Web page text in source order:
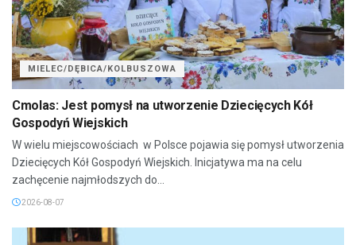
MIELEC/DĘBICA/KOLBUSZOWA
Cmolas: Jest pomysł na utworzenie Dziecięcych Kół
Gospodyń Wiejskich
W wielu miejscowościach w Polsce pojawia się pomysł utworzenia
Dziecięcych Kół Gospodyń Wiejskich. Inicjatywa ma na celu
zachęcenie najmłodszych do...
2026-08-07